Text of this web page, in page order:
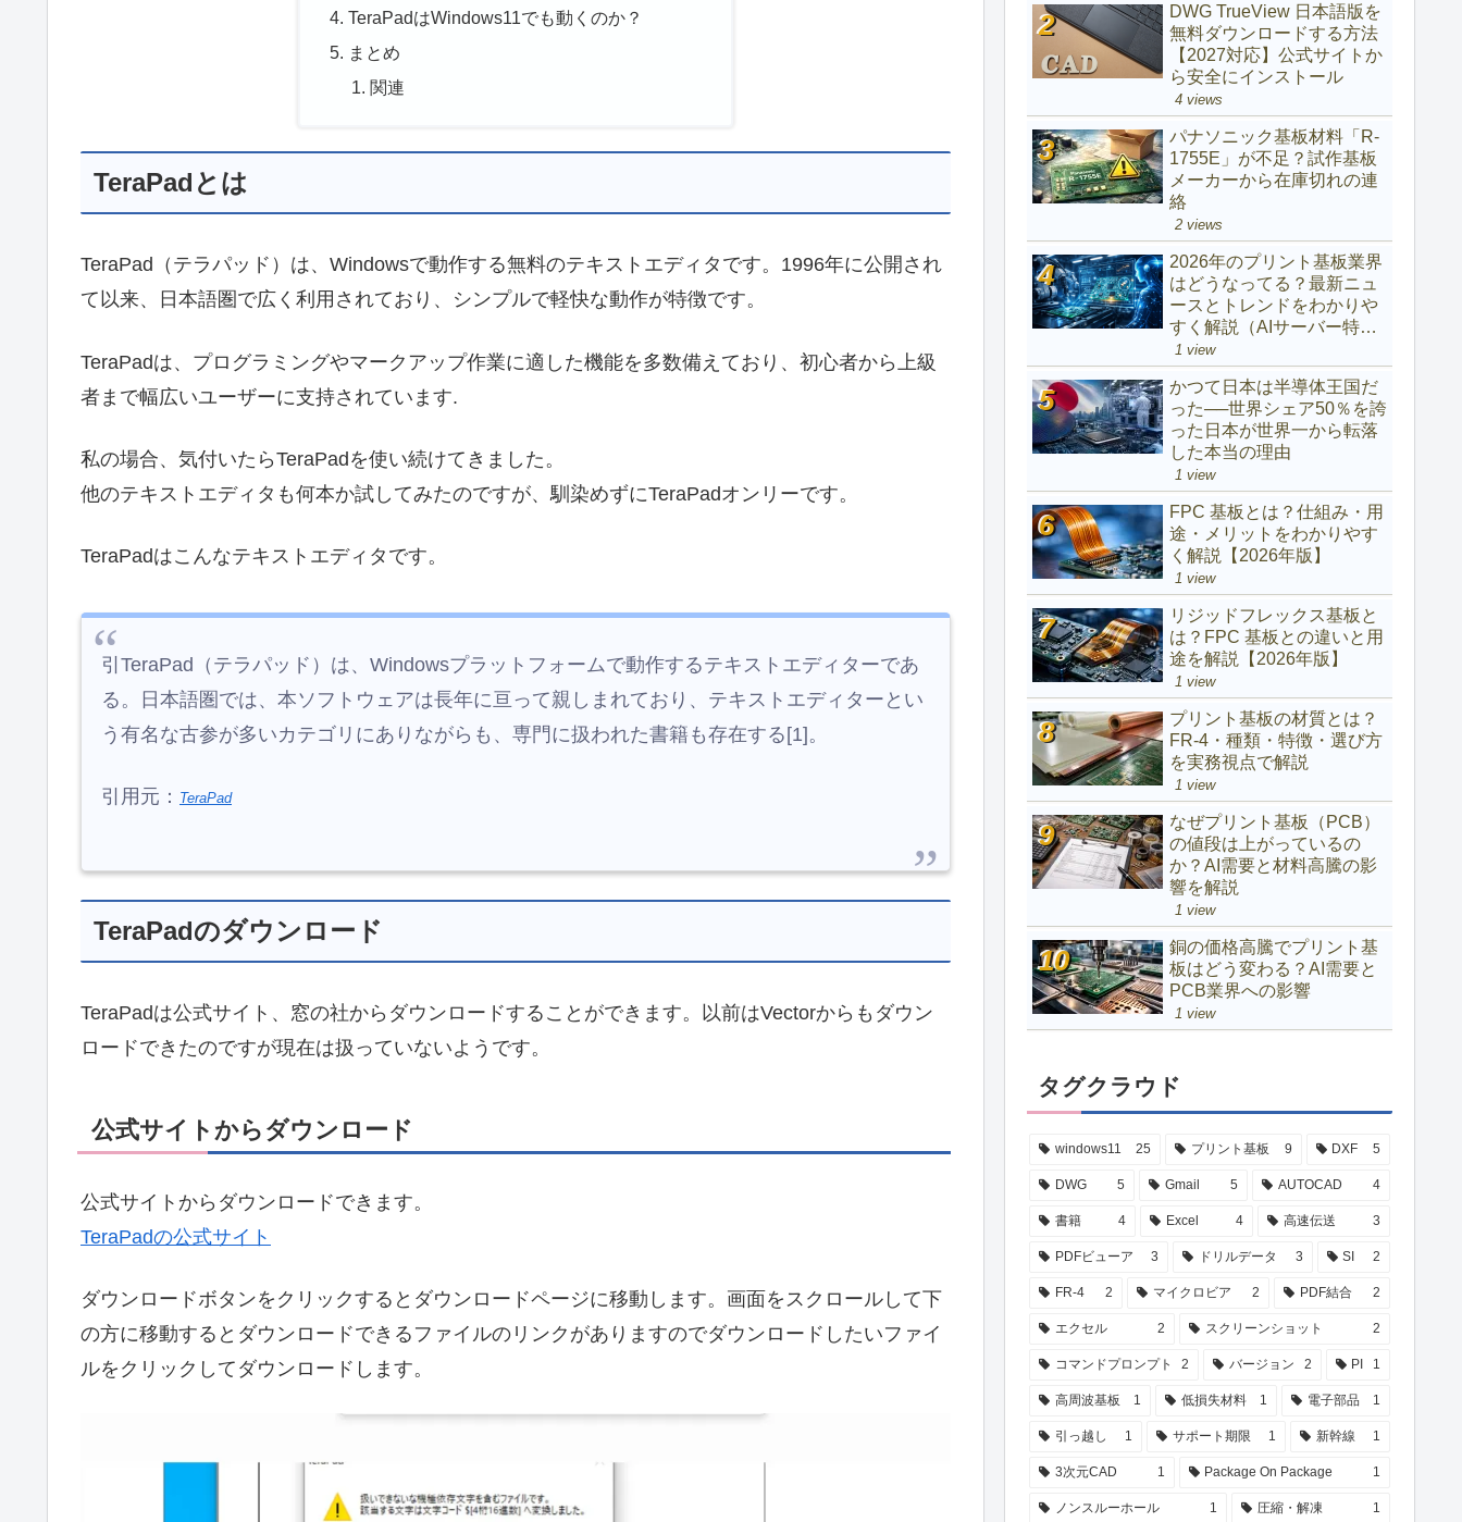
TeraPadはWindows11でも動くのか？
まとめ
関連
TeraPadとは
TeraPad（テラパッド）は、Windowsで動作する無料のテキストエディタです。1996年に公開され
て以来、日本語圏で広く利用されており、シンプルで軽快な動作が特徴です。
TeraPadは、プログラミングやマークアップ作業に適した機能を多数備えており、初心者から上級
者まで幅広いユーザーに支持されています.
私の場合、気付いたらTeraPadを使い続けてきました。
他のテキストエディタも何本か試してみたのですが、馴染めずにTeraPadオンリーです。
TeraPadはこんなテキストエディタです。
引TeraPad（テラパッド）は、Windowsプラットフォームで動作するテキストエディターであ
る。日本語圏では、本ソフトウェアは長年に亘って親しまれており、テキストエディターとい
う有名な古参が多いカテゴリにありながらも、専門に扱われた書籍も存在する[1]。
引用元： TeraPad
TeraPadのダウンロード
TeraPadは公式サイト、窓の社からダウンロードすることができます。以前はVectorからもダウン
ロードできたのですが現在は扱っていないようです。
公式サイトからダウンロード
公式サイトからダウンロードできます。
TeraPadの公式サイト
ダウンロードボタンをクリックするとダウンロードページに移動します。画面をスクロールして下
の方に移動するとダウンロードできるファイルのリンクがありますのでダウンロードしたいファイ
ルをクリックしてダウンロードします。
DWG TrueView 日本語版を
無料ダウンロードする方法
【2027対応】公式サイトか
ら安全にインストール
4 views
パナソニック基板材料「R-
1755E」が不足？試作基板
メーカーから在庫切れの連
絡
2 views
2026年のプリント基板業界
はどうなってる？最新ニュ
ースとトレンドをわかりや
すく解説（AIサーバー特需
で市場が激変）
1 view
かつて日本は半導体王国だ
った──世界シェア50％を誇
った日本が世界一から転落
した本当の理由
1 view
FPC 基板とは？仕組み・用
途・メリットをわかりやす
く解説【2026年版】
1 view
リジッドフレックス基板と
は？FPC 基板との違いと用
途を解説【2026年版】
1 view
プリント基板の材質とは？
FR-4・種類・特徴・選び方
を実務視点で解説
1 view
なぜプリント基板（PCB）
の値段は上がっているの
か？AI需要と材料高騰の影
響を解説
1 view
銅の価格高騰でプリント基
板はどう変わる？AI需要と
PCB業界への影響
1 view
タグクラウド
windows11 25 プリント基板 9 DXF 5
DWG 5 Gmail 5 AUTOCAD 4
書籍 4 Excel 4 高速伝送 3
PDFビューア 3 ドリルデータ 3 SI 2
FR-4 2 マイクロビア 2 PDF結合 2
エクセル 2 スクリーンショット 2
コマンドプロンプト 2 バージョン 2 PI 1
高周波基板 1 低損失材料 1 電子部品 1
引っ越し 1 サポート期限 1 新幹線 1
3次元CAD 1 Package On Package 1
ノンスルーホール 1 圧縮・解凍 1